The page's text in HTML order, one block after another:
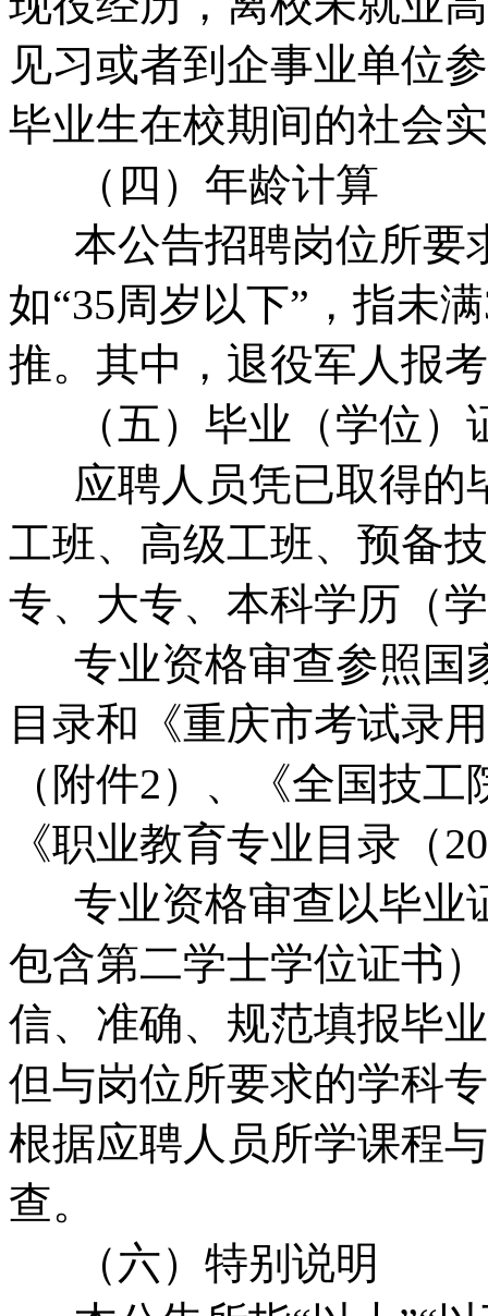
见习或者到企事业单位
毕业生在校期间的社会
（四）年龄计算
本公告招聘岗位所要
如“35周岁以下”，指未
推。其中，退役军人报
（五）毕业（学位）
应聘人员凭已取得的
工班、高级工班、预备
专、大专、本科学历（
专业资格审查参照国
目录和《重庆市考试录
（附件2）、《全国技
《职业教育专业目录（
专业资格审查以毕业
包含第二学士学位证书
信、准确、规范填报毕
但与岗位所要求的学科
根据应聘人员所学课程
查。
（六）特别说明